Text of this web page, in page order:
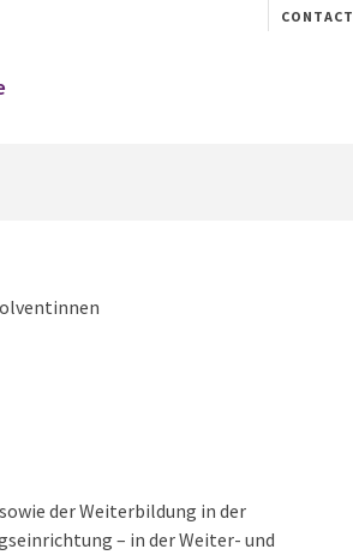
CONTACT
der Weiterbildung in der
– in der Weiter- und